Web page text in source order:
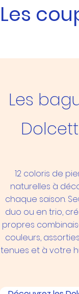
Les
Les
12 coloris de
naturelles à
chaque saison.
duo ou en trio,
propres
couleurs,
tenues et à votre